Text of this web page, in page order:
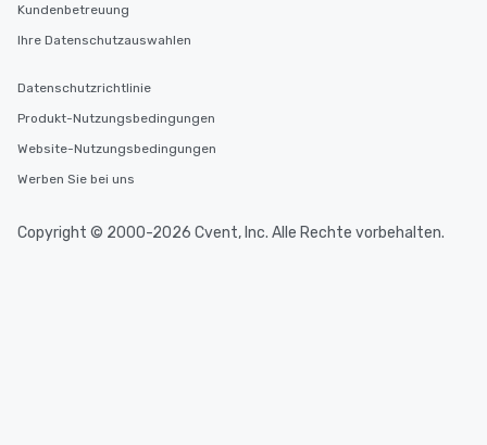
Kundenbetreuung
Ihre Datenschutzauswahlen
Datenschutzrichtlinie
Produkt-Nutzungsbedingungen
Website-Nutzungsbedingungen
Werben Sie bei uns
Copyright © 2000-2026 Cvent, Inc. Alle Rechte vorbehalten.